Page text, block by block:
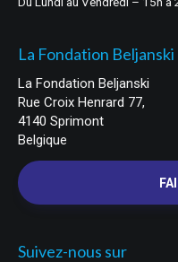
La Fondation Beljanski
La Fondation Beljanski
Rue Croix Henrard 77,
4140 Sprimont
Belgique
Suivez-nous sur